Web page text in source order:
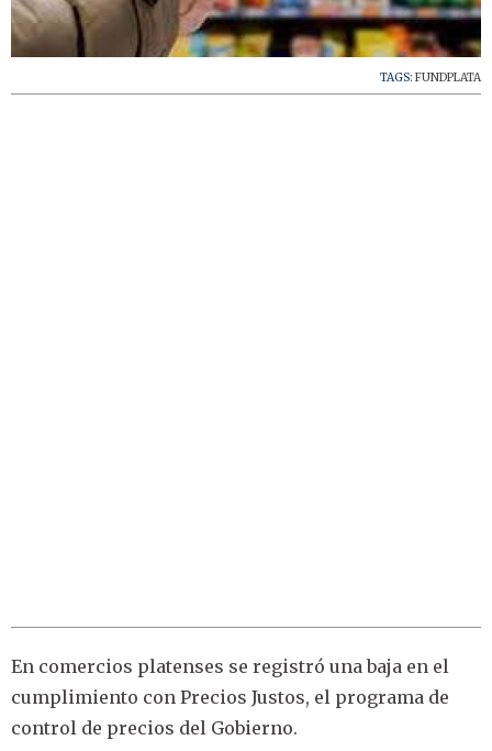
TAGS: FUNDPLATA
En comercios platenses se registró una baja en el
cumplimiento con Precios Justos, el programa de
control de precios del Gobierno.